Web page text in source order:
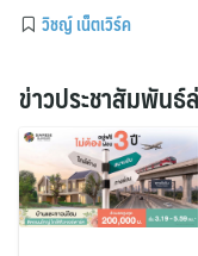
วิชญ์ เน็ตเวิร์ค
ข่าวประชาสัมพันธ์